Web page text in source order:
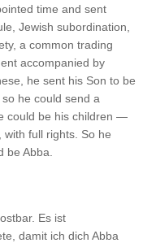
time and sent
Jewish subordination,
a common trading
accompanied by
he sent his Son to be
he could send a
could be his children —
full rights. So he
be Abba.
Es ist
damit ich dich Abba